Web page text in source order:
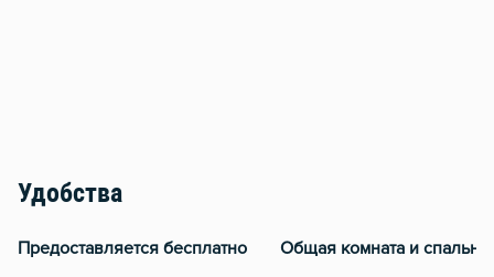
Удобства
Предоставляется бесплатно Общая комната и спальня